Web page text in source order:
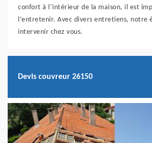
confort à l’intérieur de la maison, il est
l’entretenir. Avec divers entretiens, notre
intervenir chez vous.
Devis couvreur 26150